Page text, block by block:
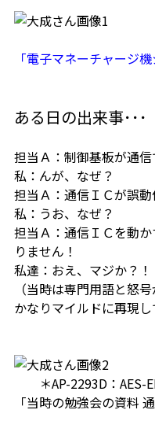
「電子マネーチャージ
ある日の出来事･･･
担当Ａ：制御基板が通信
私：んが、なぜ？
担当Ａ：通信ＩＣが誤
私：うお、なぜ？
担当Ａ：通信ＩＣを動
りません！
私達：おえ、マジか？！
（当時は専門用語と怒
かなりマイルドに再現し
＊AP-2293D：AES-
「当時の勉強会の資料